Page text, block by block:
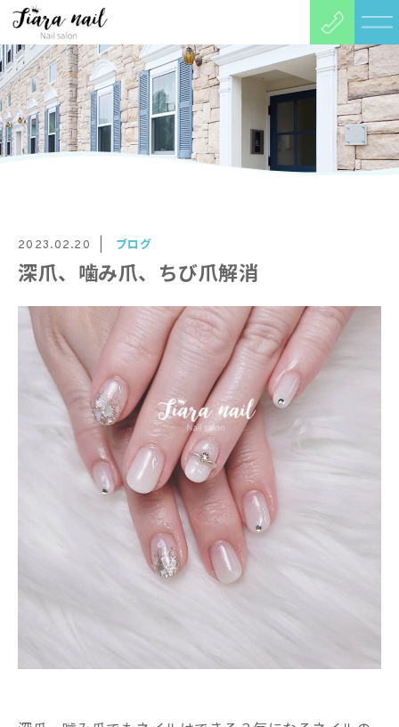
2023.02.20 ブログ
深爪、噛み爪、ちび爪解消